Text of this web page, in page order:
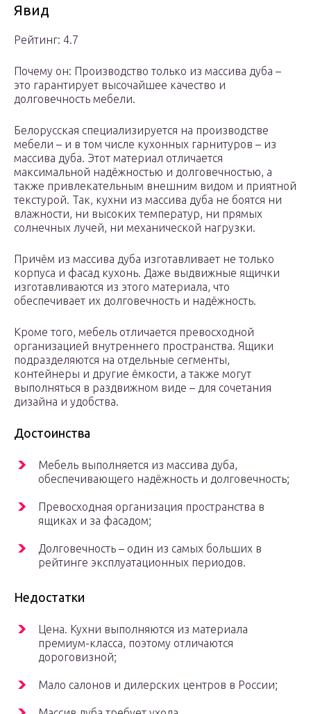
Явид
Рейтинг: 4.7
Почему он: Производство только из массива дуба –
это гарантирует высочайшее качество и
долговечность мебели.
Белорусская специализируется на производстве
мебели – и в том числе кухонных гарнитуров – из
массива дуба. Этот материал отличается
максимальной надёжностью и долговечностью, а
также привлекательным внешним видом и приятной
текстурой. Так, кухни из массива дуба не боятся ни
влажности, ни высоких температур, ни прямых
солнечных лучей, ни механической нагрузки.
Причём из массива дуба изготавливает не только
корпуса и фасад кухонь. Даже выдвижные ящички
изготавливаются из этого материала, что
обеспечивает их долговечность и надёжность.
Кроме того, мебель отличается превосходной
организацией внутреннего пространства. Ящики
подразделяются на отдельные сегменты,
контейнеры и другие ёмкости, а также могут
выполняться в раздвижном виде – для сочетания
дизайна и удобства.
Достоинства
Мебель выполняется из массива дуба,
обеспечивающего надёжность и долговечность;
Превосходная организация пространства в
ящиках и за фасадом;
Долговечность – один из самых больших в
рейтинге эксплуатационных периодов.
Недостатки
Цена. Кухни выполняются из материала
премиум-класса, поэтому отличаются
дороговизной;
Мало салонов и дилерских центров в России;